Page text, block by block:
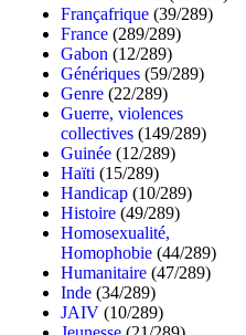
Françafrique (39/289)
France (289/289)
Gabon (12/289)
Génériques (59/289)
Genre (22/289)
Guerre, violences
collectives (149/289)
Guinée (12/289)
Haïti (15/289)
Handicap (10/289)
Histoire (49/289)
Homosexualité,
Homophobie (44/289)
Humanitaire (47/289)
Inde (34/289)
JAIV (10/289)